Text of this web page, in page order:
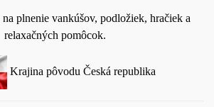
plnenie vankúšov, podložiek, hračiek a
relaxačných pomôcok.
Krajina pôvodu Česká republika